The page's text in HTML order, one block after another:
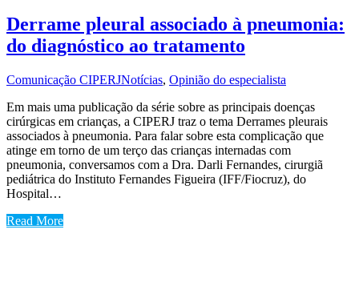
Derrame pleural associado à pneumonia:
do diagnóstico ao tratamento
Comunicação CIPERJNotícias, Opinião do especialista
Em mais uma publicação da série sobre as principais doenças
cirúrgicas em crianças, a CIPERJ traz o tema Derrames pleurais
associados à pneumonia. Para falar sobre esta complicação que
atinge em torno de um terço das crianças internadas com
pneumonia, conversamos com a Dra. Darli Fernandes, cirurgiã
pediátrica do Instituto Fernandes Figueira (IFF/Fiocruz), do
Hospital…
Read More